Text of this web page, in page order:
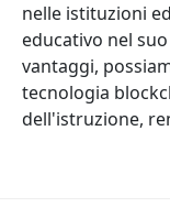
nelle istituzioni
educativo nel
vantaggi,
tecnologia
dell'istruzione,